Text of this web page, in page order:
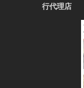
行代理店